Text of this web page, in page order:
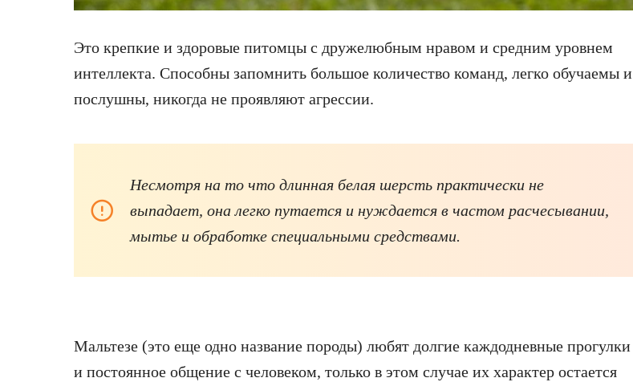
Это крепкие и здоровые питомцы с дружелюбным нравом и средним уровнем
интеллекта. Способны запомнить большое количество команд, легко обучаемы и
послушны, никогда не проявляют агрессии.
Несмотря на то что длинная белая шерсть практически не
выпадает, она легко путается и нуждается в частом расчесывании,
мытье и обработке специальными средствами.
Мальтезе (это еще одно название породы) любят долгие каждодневные прогулки
и постоянное общение с человеком, только в этом случае их характер остается